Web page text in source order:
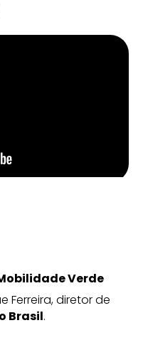
Verde
diretor de
Brasil.